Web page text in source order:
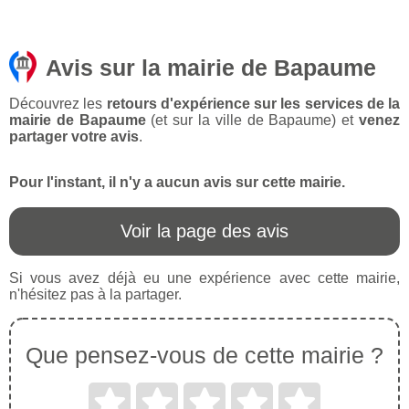
Avis sur la mairie de Bapaume
Découvrez les retours d'expérience sur les services de la
mairie de Bapaume(et sur la ville de Bapaume) etvenez
partager votre avis.
Pour l'instant, il n'y a aucun avis sur cette mairie.
Voir la page des avis
Si vous avez déjà eu une expérience avec cette mairie,
n'hésitez pas à la partager.
Que pensez-vous de cette mairie ?